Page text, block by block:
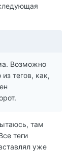
Возможно
тегов, как,
там
теги
уже